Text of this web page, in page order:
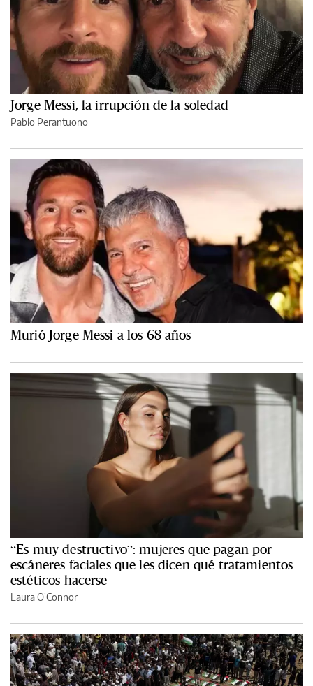
Jorge Messi, la irrupción de la soledad
Pablo Perantuono
Murió Jorge Messi a los 68 años
“Es muy destructivo”: mujeres que pagan por
escáneres faciales que les dicen qué tratamientos
estéticos hacerse
Laura O'Connor